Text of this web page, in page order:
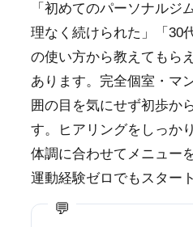
「初めてのパーソナルジ
理なく続けられた」「30
の使い方から教えてもら
あります。完全個室・マ
囲の目を気にせず初歩か
す。ヒアリングをしっか
体調に合わせてメニュー
運動経験ゼロでもスター